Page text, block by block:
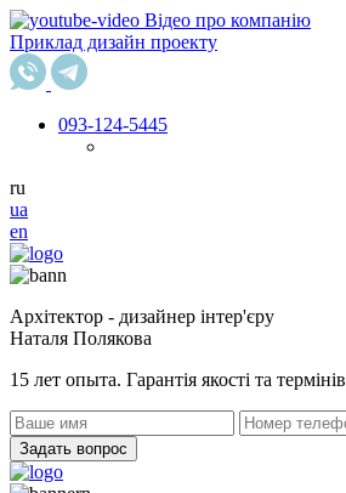
Відео про компанію
Приклад дизайн проекту
093-124-5445
ru
ua
en
Архітектор - дизайнер інтер'єру
Наталя Полякова
15 лет опыта. Гарантія якості та термінів
Задать вопрос